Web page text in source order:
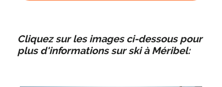
Cliquez sur les images ci-dessous pour
plus d'informations sur ski à Méribel: